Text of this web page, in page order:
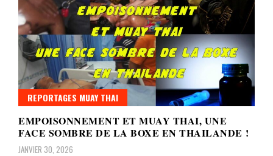
REPORTAGES MUAY THAI
EMPOISONNEMENT ET MUAY THAI, UNE
FACE SOMBRE DE LA BOXE EN THAILANDE !
JANVIER 30, 2026